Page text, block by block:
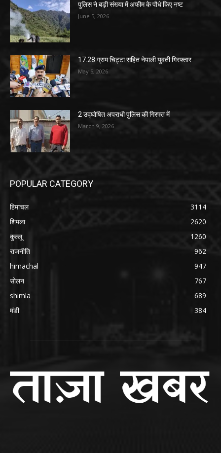
पुलिस ने बड़ी संख्या में अफीम के पौधे किए नष्ट
June 5, 2026
17.28 ग्राम चिट्टा सहित नेपाली युवती गिरफ्तार
May 5, 2026
2 उद्घोषित अपराधी पुलिस की गिरफ्त में
March 9, 2026
POPULAR CATEGORY
हिमाचल
3114
शिमला
2620
कुल्लू
1260
राजनीति
962
himachal
947
सोलन
767
shimla
689
मंडी
384